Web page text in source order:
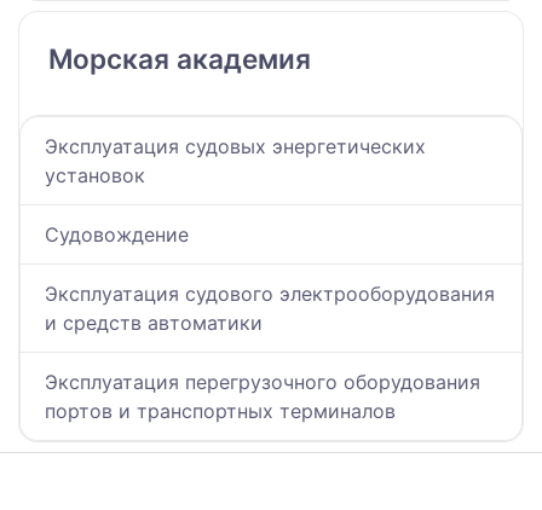
Морская академия
Эксплуатация судовых энергетических
установок
Судовождение
Эксплуатация судового электрооборудования
и средств автоматики
Эксплуатация перегрузочного оборудования
портов и транспортных терминалов